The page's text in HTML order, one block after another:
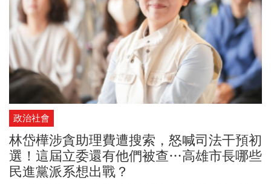
政治社會
林岱樺涉貪助理費遭搜索，怒喊司法干預初
選！這屆立委還有他們被查…高雄市長哪些
民進黨派系想出戰？